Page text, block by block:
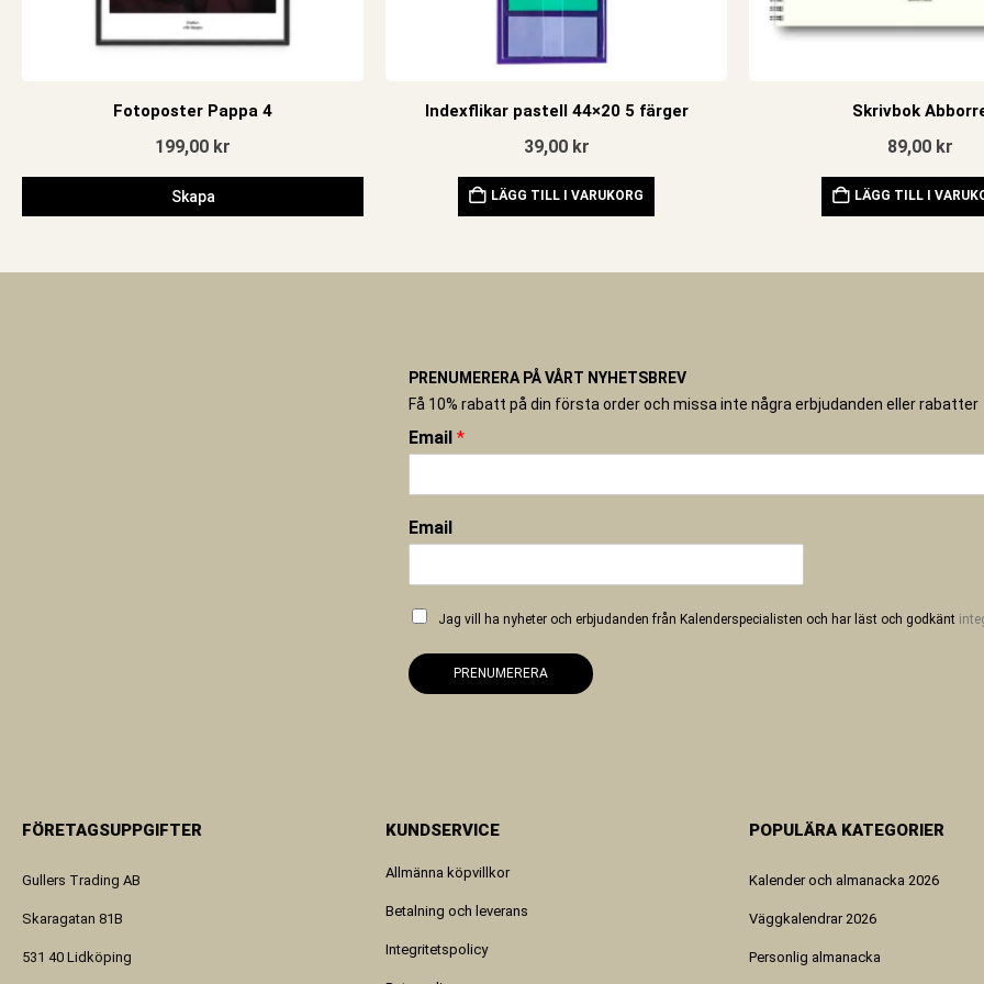
Fotoposter Pappa 4
199,00 kr
Skapa
Indexflikar pastell 44×20 5 färger
39,00 kr
LÄGG TILL I VARUKORG
Skrivbok
89,00 kr
LÄGG TILL I
PRENUMERERA PÅ VÅRT NYHETSBREV
Få 10% rabatt på din första order och missa inte några erbjudanden eller rabatter
Email *
Email
Jag vill ha nyheter och erbjudanden från Kalenderspecialisten och har läst och godkänt
PRENUMERERA
FÖRETAGSUPPGIFTER
Gullers Trading AB
Skaragatan 81B
531 40 Lidköping
KUNDSERVICE
Allmänna köpvillkor
Betalning och leverans
Integritetspolicy
POPULÄRA KATEGORIER
Kalender och almanacka 2026
Väggkalendrar 2026
Personlig almanacka